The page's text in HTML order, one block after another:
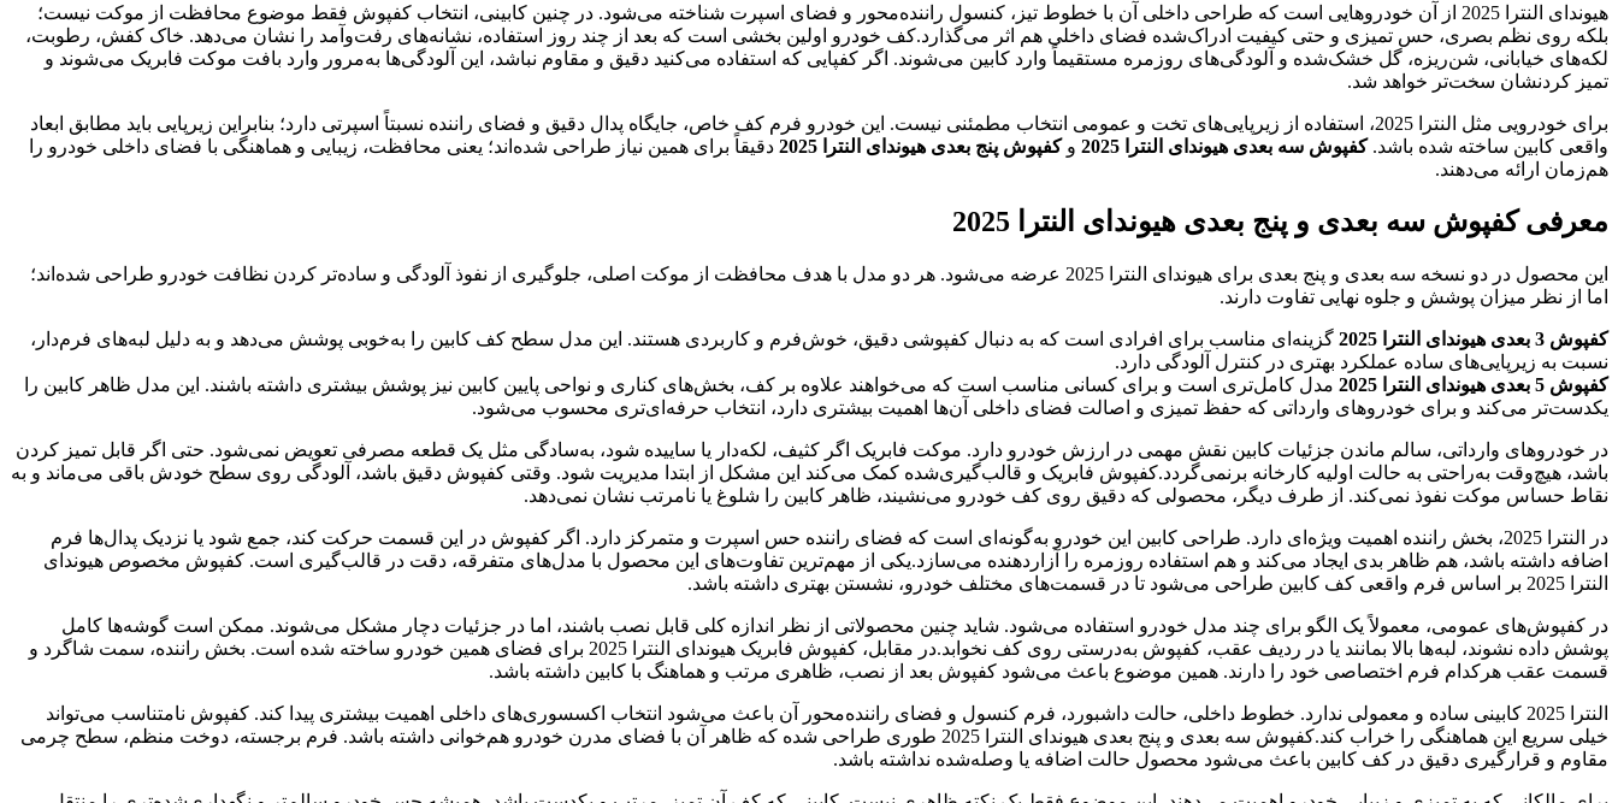
هیوندای النترا 2025 از آن خودروهایی است که طراحی داخلی آن با خطوط تیز، کنسول راننده‌محور و فضای اسپرت شناخته می‌شود. در چنین کابینی، انتخاب کفپوش فقط موضوع محافظت از موکت نیست؛
بلکه روی نظم بصری، حس تمیزی و حتی کیفیت ادراک‌شده فضای داخلی هم اثر می‌گذارد.کف خودرو اولین بخشی است که بعد از چند روز استفاده، نشانه‌های رفت‌وآمد را نشان می‌دهد. خاک کفش، رطوبت،
لکه‌های خیابانی، شن‌ریزه، گل خشک‌شده و آلودگی‌های روزمره مستقیماً وارد کابین می‌شوند. اگر کفپایی که استفاده می‌کنید دقیق و مقاوم نباشد، این آلودگی‌ها به‌مرور وارد بافت موکت فابریک می‌شوند و
تمیز کردنشان سخت‌تر خواهد شد.
برای خودرویی مثل النترا 2025، استفاده از زیرپایی‌های تخت و عمومی انتخاب مطمئنی نیست. این خودرو فرم کف خاص، جایگاه پدال دقیق و فضای راننده نسبتاً اسپرتی دارد؛ بنابراین زیرپایی باید مطابق ابعاد
واقعی کابین ساخته شده باشد.کفپوش سه بعدی هیوندای النترا 2025 وکفپوش پنج بعدی هیوندای النترا 2025
دقیقاً برای همین نیاز طراحی شده‌اند؛ یعنی محافظت، زیبایی و هماهنگی با فضای داخلی خودرو را
هم‌زمان ارائه می‌دهند.
معرفی کفپوش سه بعدی و پنج بعدی هیوندای النترا 2025
این محصول در دو نسخه سه بعدی و پنج بعدی برای هیوندای النترا 2025 عرضه می‌شود. هر دو مدل با هدف محافظت از موکت اصلی، جلوگیری از نفوذ آلودگی و ساده‌تر کردن نظافت خودرو طراحی شده‌اند؛
اما از نظر میزان پوشش و جلوه نهایی تفاوت دارند.
کفپوش 3 بعدی هیوندای النترا 2025
گزینه‌ای مناسب برای افرادی است که به دنبال کفپوشی دقیق، خوش‌فرم و کاربردی هستند. این مدل سطح کف کابین را به‌خوبی پوشش می‌دهد و به دلیل لبه‌های فرم‌دار،
نسبت به زیرپایی‌های ساده عملکرد بهتری در کنترل آلودگی دارد.
کفپوش 5 بعدی هیوندای النترا 2025
مدل کامل‌تری است و برای کسانی مناسب است که می‌خواهند علاوه بر کف، بخش‌های کناری و نواحی پایین کابین نیز پوشش بیشتری داشته باشند. این مدل ظاهر کابین را
یکدست‌تر می‌کند و برای خودروهای وارداتی که حفظ تمیزی و اصالت فضای داخلی آن‌ها اهمیت بیشتری دارد، انتخاب حرفه‌ای‌تری محسوب می‌شود.
در خودروهای وارداتی، سالم ماندن جزئیات کابین نقش مهمی در ارزش خودرو دارد. موکت فابریک اگر کثیف، لکه‌دار یا ساییده شود، به‌سادگی مثل یک قطعه مصرفی تعویض نمی‌شود. حتی اگر قابل تمیز کردن
باشد، هیچ‌وقت به‌راحتی به حالت اولیه کارخانه برنمی‌گردد.کفپوش فابریک و قالب‌گیری‌شده کمک می‌کند این مشکل از ابتدا مدیریت شود. وقتی کفپوش دقیق باشد، آلودگی روی سطح خودش باقی می‌ماند و به
نقاط حساس موکت نفوذ نمی‌کند. از طرف دیگر، محصولی که دقیق روی کف خودرو می‌نشیند، ظاهر کابین را شلوغ یا نامرتب نشان نمی‌دهد.
در النترا 2025، بخش راننده اهمیت ویژه‌ای دارد. طراحی کابین این خودرو به‌گونه‌ای است که فضای راننده حس اسپرت و متمرکز دارد. اگر کفپوش در این قسمت حرکت کند، جمع شود یا نزدیک پدال‌ها فرم
اضافه داشته باشد، هم ظاهر بدی ایجاد می‌کند و هم استفاده روزمره را آزاردهنده می‌سازد.یکی از مهم‌ترین تفاوت‌های این محصول با مدل‌های متفرقه، دقت در قالب‌گیری است. کفپوش مخصوص هیوندای
النترا 2025 بر اساس فرم واقعی کف کابین طراحی می‌شود تا در قسمت‌های مختلف خودرو، نشستن بهتری داشته باشد.
در کفپوش‌های عمومی، معمولاً یک الگو برای چند مدل خودرو استفاده می‌شود. شاید چنین محصولاتی از نظر اندازه کلی قابل نصب باشند، اما در جزئیات دچار مشکل می‌شوند. ممکن است گوشه‌ها کامل
پوشش داده نشوند، لبه‌ها بالا بمانند یا در ردیف عقب، کفپوش به‌درستی روی کف نخوابد.در مقابل، کفپوش فابریک هیوندای النترا 2025 برای فضای همین خودرو ساخته شده است. بخش راننده، سمت شاگرد و
قسمت عقب هرکدام فرم اختصاصی خود را دارند. همین موضوع باعث می‌شود کفپوش بعد از نصب، ظاهری مرتب و هماهنگ با کابین داشته باشد.
النترا 2025 کابینی ساده و معمولی ندارد. خطوط داخلی، حالت داشبورد، فرم کنسول و فضای راننده‌محور آن باعث می‌شود انتخاب اکسسوری‌های داخلی اهمیت بیشتری پیدا کند. کفپوش نامتناسب می‌تواند
خیلی سریع این هماهنگی را خراب کند.کفپوش سه بعدی و پنج بعدی هیوندای النترا 2025 طوری طراحی شده که ظاهر آن با فضای مدرن خودرو هم‌خوانی داشته باشد. فرم برجسته، دوخت منظم، سطح چرمی
مقاوم و قرارگیری دقیق در کف کابین باعث می‌شود محصول حالت اضافه یا وصله‌شده نداشته باشد.